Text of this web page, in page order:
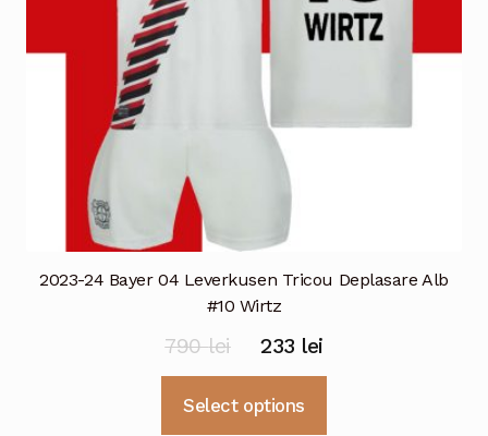
în
pagina
2023-24 Bayer 04 Leverkusen Tricou Deplasare Alb
#10 Wirtz
790lei
Prețul
inițial
a
233 leiPrețul
curent
Select options